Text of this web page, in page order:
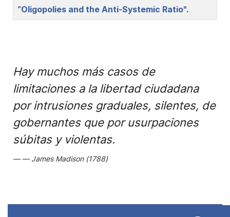
Title
“Oligopolies and the Anti-Systemic Ratio".
Hay muchos más casos de
limitaciones a la libertad ciudadana
por intrusiones graduales, silentes, de
gobernantes que por usurpaciones
súbitas y violentas.
James Madison (1788)